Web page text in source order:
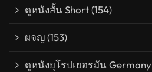
ดูหนังสั้น Short(154)
ผจญ(153)
ดูหนังยุโรปเยอรมัน Germany